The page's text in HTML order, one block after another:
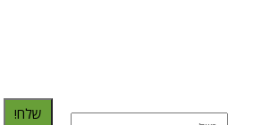
שלח!